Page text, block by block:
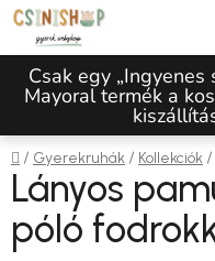
Ugrás a fő tartalomhoz
Csak egy
Mayoral termék a
Kezdőlap
/ Gyerekruhák / Kollekciók /
Lányos
póló